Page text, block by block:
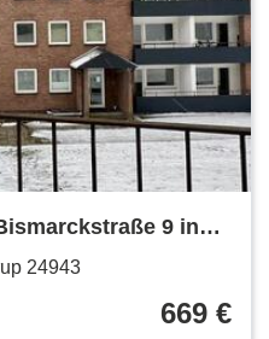
9 in
24943
669 €